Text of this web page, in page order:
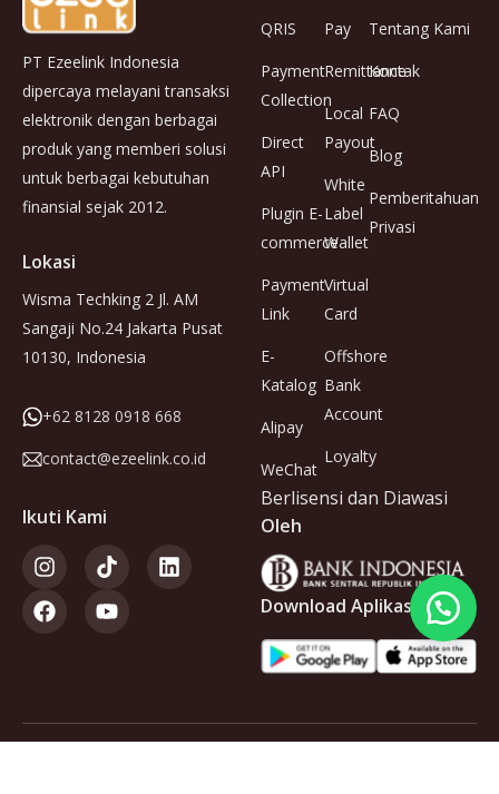
PT Ezeelink Indonesia
dipercaya melayani transaksi
elektronik dengan berbagai
produk yang memberi solusi
untuk berbagai kebutuhan
finansial sejak 2012.
Lokasi
Wisma Techking 2 Jl. AM
Sangaji No.24 Jakarta Pusat
10130, Indonesia
+62 8128 0918 668
contact@ezeelink.co.id
Ikuti Kami
QRIS
Payment
Collection
Direct
API
Plugin E-
commerce
Payment
Link
E-
Katalog
Alipay
WeChat
Pay
Remittance
Local
Payout
White
Label
Wallet
Virtual
Card
Offshore
Bank
Account
Loyalty
Tentang Kami
Kontak
FAQ
Blog
Pemberitahuan
Privasi
Berlisensi dan Diawasi
Oleh
Download Aplikasi